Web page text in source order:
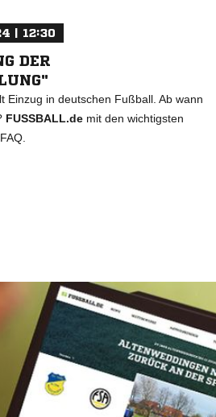
| 12:30
DER
Einzug in deutschen Fußball. Ab wann
FUSSBALL.de mit den wichtigsten